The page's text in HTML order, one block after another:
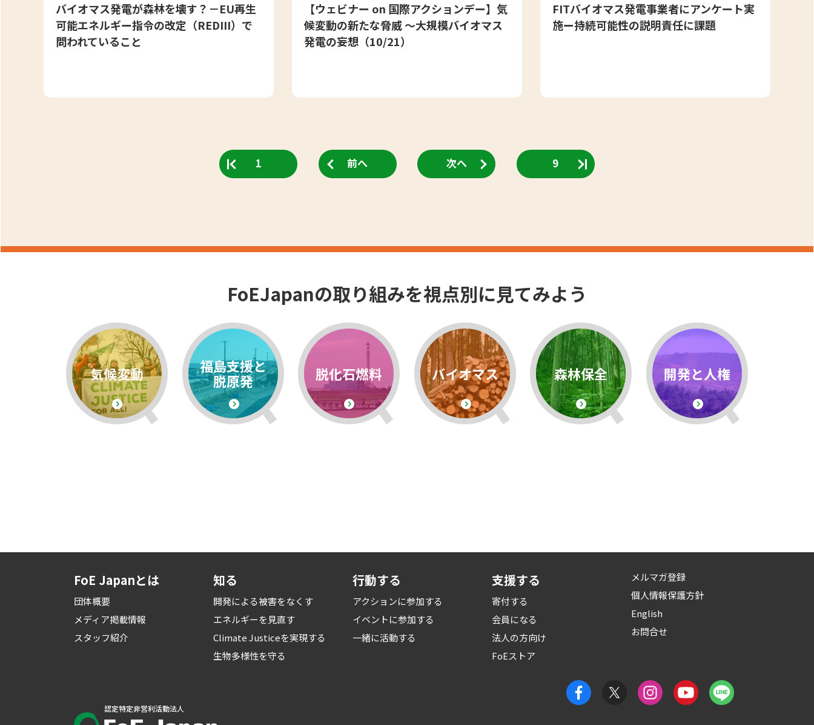
バイオマス発電が森林を壊す？－EU再生
可能エネルギー指令の改定（REDIII）で
問われていること
【ウェビナー on 国際アクションデー】気
候変動の新たな脅威 〜大規模バイオマス
発電の妄想（10/21）
FITバイオマス発電事業者にアンケート実
施ー持続可能性の説明責任に課題
1 前へ 次へ 9
FoEJapanの取り組みを視点別に見てみよう
気候変動 福島支援と
脱原発 脱化石燃料 バイオマス 森林保全 開発と人権
FoE Japanとは
団体概要
メディア掲載情報
スタッフ紹介
知る
開発による被害をなくす
エネルギーを見直す
Climate Justiceを実現する
生物多様性を守る
行動する
アクションに参加する
イベントに参加する
一緒に活動する
支援する
寄付する
会員になる
法人の方向け
FoEストア
メルマガ登録
個人情報保護方針
English
お問合せ
認定特定非営利活動法人